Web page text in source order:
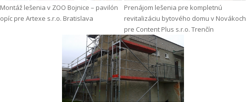
Montáž lešenia v ZOO Bojnice – pavilón
opíc pre Artexe s.r.o. Bratislava
Prenájom lešenia pre kompletnú
revitalizáciu bytového domu v Novákoch
pre Content Plus s.r.o. Trenčín